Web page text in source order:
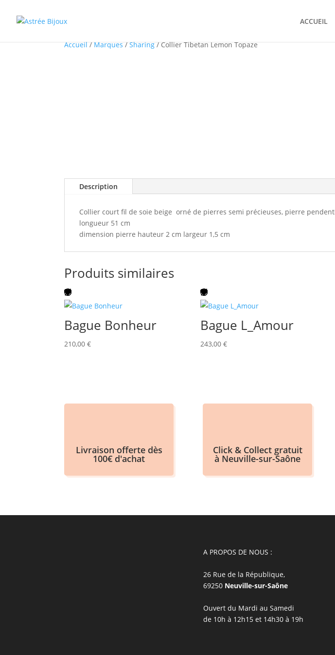
ACCUEIL
Accueil/Marques/Sharing/ Collier Tibetan Lemon Topaze
Description
Collier court fil de soie beige orné de pierres semi précieuses, pierre
longueur 51 cm
dimension pierre hauteur 2 cm largeur 1,5 cm
Produits similaires
Bague Bonheur
210,00 €
Bague L_Amour
243,00€
Livraison offerte dès
100€ d'achat
Click & Collect gratuit
à Neuville-sur-Saône
A PROPOS DE NOUS :
26 Rue de la République,
69250 Neuville-sur-Saône
Ouvert du Mardi au Samedi
de 10h à 12h15 et 14h30 à 19h